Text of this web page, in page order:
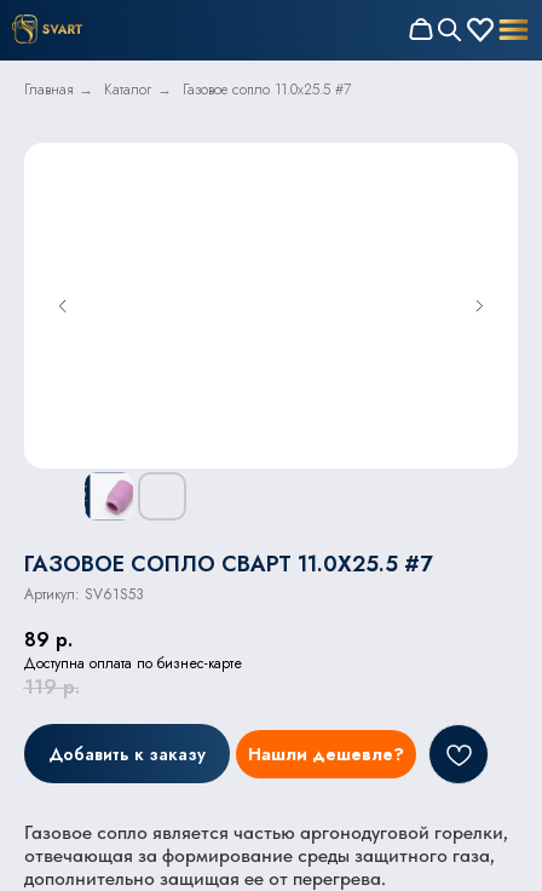
Главная → Каталог → Газовое сопло 11.0x25.5 #7
ГАЗОВОЕ СОПЛО СВАРТ 11.0X25.5 #7
Артикул: SV61S53
89 р.
Доступна оплата по бизнес-карте
119 р.
Добавить к заказу Нашли дешевле?
Газовое сопло является частью аргонодуговой горелки,
отвечающая за формирование среды защитного газа,
дополнительно защищая ее от перегрева.